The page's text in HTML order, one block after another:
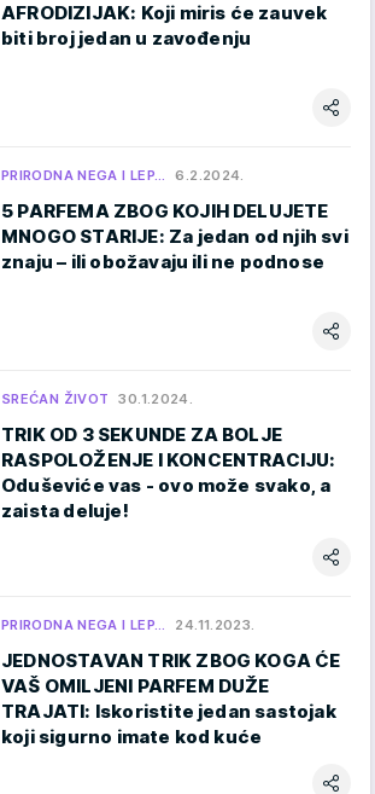
AFRODIZIJAK: Koji miris će zauvek
biti broj jedan u zavođenju
PRIRODNA NEGA I LEP… 6.2.2024.
5 PARFEMA ZBOG KOJIH DELUJETE
MNOGO STARIJE: Za jedan od njih svi
znaju – ili obožavaju ili ne podnose
SREĆAN ŽIVOT 30.1.2024.
TRIK OD 3 SEKUNDE ZA BOLJE
RASPOLOŽENJE I KONCENTRACIJU:
Oduševiće vas - ovo može svako, a
zaista deluje!
PRIRODNA NEGA I LEP… 24.11.2023.
JEDNOSTAVAN TRIK ZBOG KOGA ĆE
VAŠ OMILJENI PARFEM DUŽE
TRAJATI: Iskoristite jedan sastojak
koji sigurno imate kod kuće